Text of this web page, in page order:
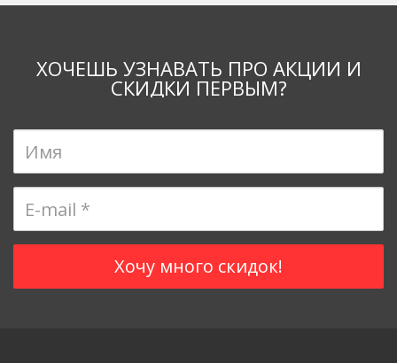
ХОЧЕШЬ УЗНАВАТЬ ПРО АКЦИИ И
СКИДКИ ПЕРВЫМ?